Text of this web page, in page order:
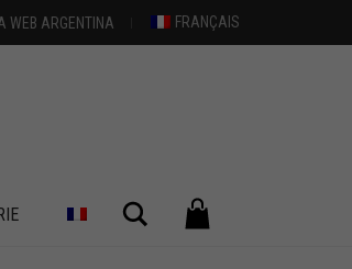
WEB ARGENTINA FRANÇAIS
Chercher